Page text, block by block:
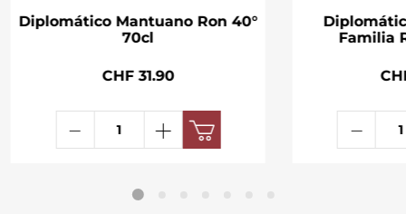
Diplomático Mantuano Ron 40°
70cl
CHF 31.90
Familia